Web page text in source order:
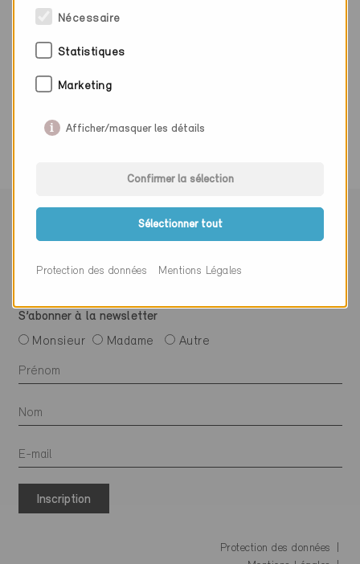
Eclairage / Planification énergétique
S’abonner à la newsletter
Monsieur
Madame Autre
Inscription
Protection des données
Nécessaire
Statistiques
Marketing
Afficher/masquer les détails
Confirmer la sélection
Sélectionner tout
Protection des données Mentions Légales